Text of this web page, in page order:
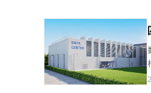
出
对
数据